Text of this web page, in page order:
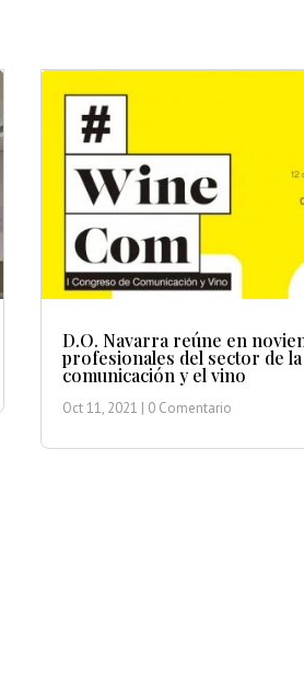
D.O. Navarra reúne en
profesionales del sector de la
comunicación y el vino
Oct 11, 2021 | 0 Comentario